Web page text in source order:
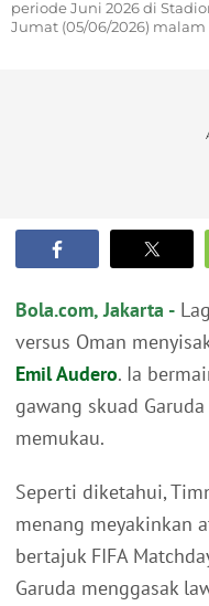
periode Juni 2026 di
Jumat (05/06/2026)
Bola.com, Jakarta -
versus Oman
Emil Audero. Ia
gawang skuad
memukau.
Seperti diketahui,
menang meyakinkan
bertajuk FIFA
Garuda menggasak